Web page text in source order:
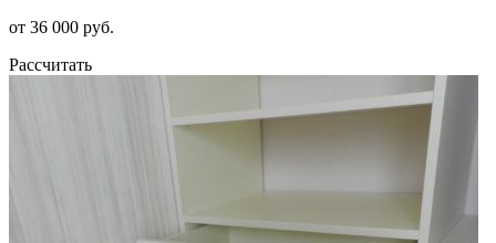
от 36 000 руб.
Рассчитать